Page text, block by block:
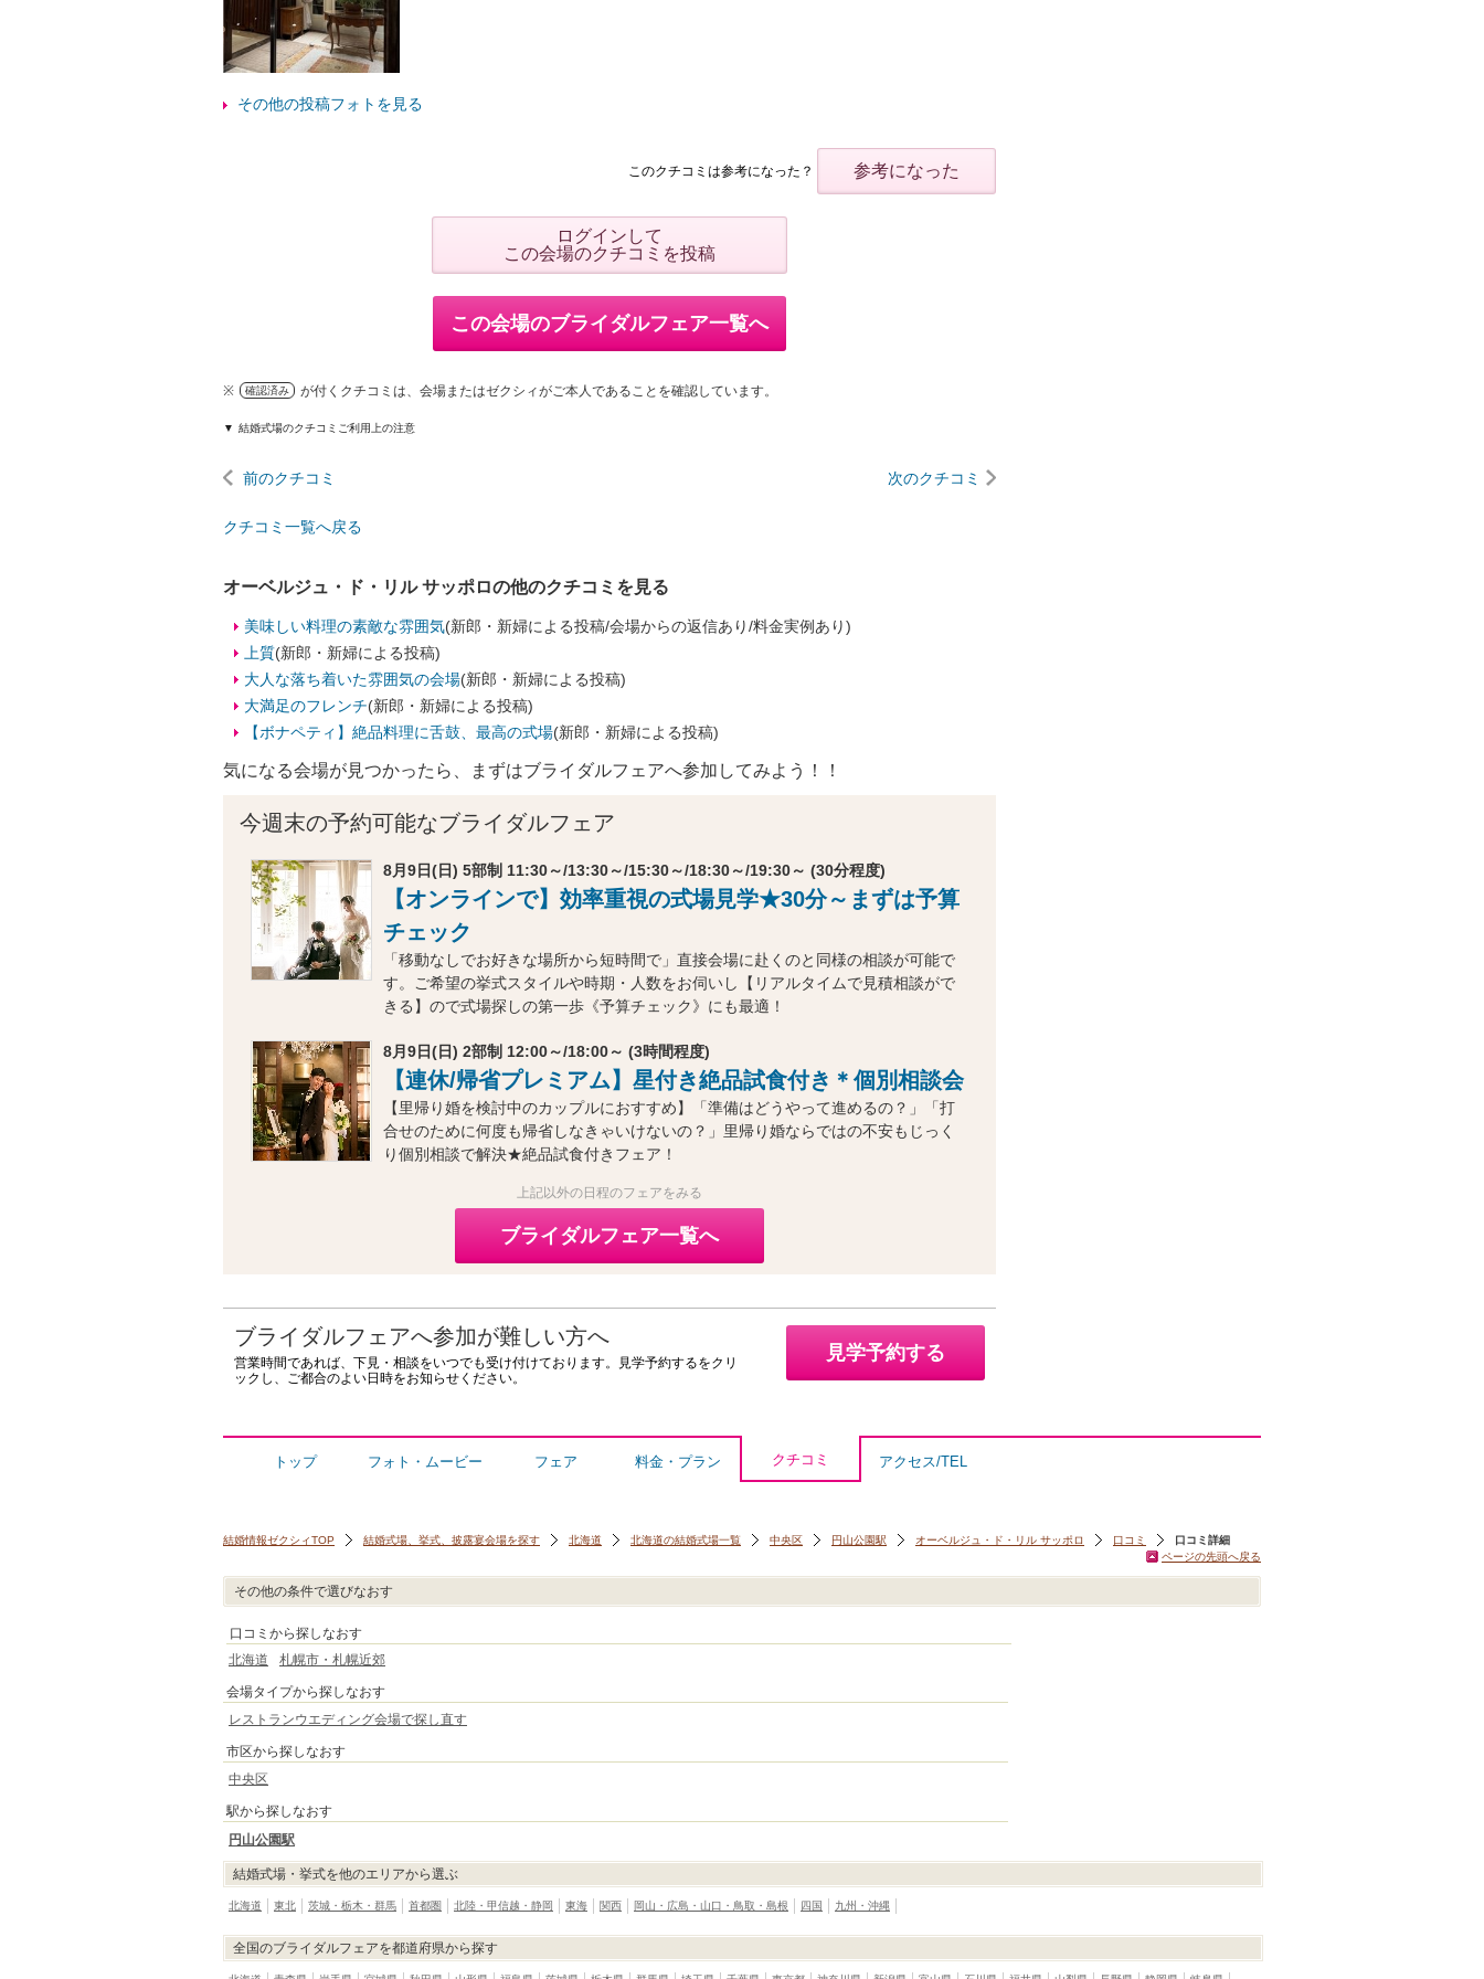
その他の投稿フォトを見る
このクチコミは参考になった？ 参考になった
ログインして
この会場のクチコミを投稿
この会場のブライダルフェア一覧へ
※ 確認済み が付くクチコミは、会場またはゼクシィがご本人であることを確認しています。
結婚式場のクチコミご利用上の注意
前のクチコミ 次のクチコミ
クチコミ一覧へ戻る
オーベルジュ・ド・リル サッポロの他のクチコミを見る
美味しい料理の素敵な雰囲気(新郎・新婦による投稿/会場からの返信あり/料金実例あり)
上質(新郎・新婦による投稿)
大人な落ち着いた雰囲気の会場(新郎・新婦による投稿)
大満足のフレンチ(新郎・新婦による投稿)
【ボナペティ】絶品料理に舌鼓、最高の式場(新郎・新婦による投稿)
気になる会場が見つかったら、まずはブライダルフェアへ参加してみよう！！
今週末の予約可能なブライダルフェア
8月9日(日) 5部制 11:30～/13:30～/15:30～/18:30～/19:30～ (30分程度)
【オンラインで】効率重視の式場見学★30分～まずは予算
チェック
「移動なしでお好きな場所から短時間で」直接会場に赴くのと同様の相談が可能で
す。ご希望の挙式スタイルや時期・人数をお伺いし【リアルタイムで見積相談がで
きる】ので式場探しの第一歩《予算チェック》にも最適！
8月9日(日) 2部制 12:00～/18:00～ (3時間程度)
【連休/帰省プレミアム】星付き絶品試食付き＊個別相談会
【里帰り婚を検討中のカップルにおすすめ】「準備はどうやって進めるの？」「打
合せのために何度も帰省しなきゃいけないの？」里帰り婚ならではの不安もじっく
り個別相談で解決★絶品試食付きフェア！
上記以外の日程のフェアをみる
ブライダルフェア一覧へ
ブライダルフェアへ参加が難しい方へ
営業時間であれば、下見・相談をいつでも受け付けております。見学予約するをクリ
ックし、ご都合のよい日時をお知らせください。
見学予約する
トップ フォト・ムービー フェア 料金・プラン クチコミ アクセス/TEL
結婚情報ゼクシィTOP 結婚式場、挙式、披露宴会場を探す 北海道 北海道の結婚式場一覧 中央区 円山公園駅 オーベルジュ・ド・リル サッポロ 口コミ
口コミ詳細
ページの先頭へ戻る
その他の条件で選びなおす
口コミから探しなおす
北海道
札幌市・札幌近郊
会場タイプから探しなおす
レストランウエディング会場で探し直す
市区から探しなおす
中央区
駅から探しなおす
円山公園駅
結婚式場・挙式を他のエリアから選ぶ
北海道 東北 茨城・栃木・群馬 首都圏 北陸・甲信越・静岡 東海 関西 岡山・広島・山口・鳥取・島根 四国 九州・沖縄
全国のブライダルフェアを都道府県から探す